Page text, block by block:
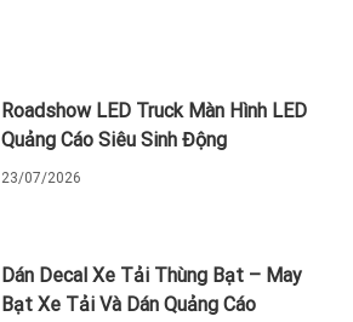
Roadshow LED Truck Màn Hình LED
Quảng Cáo Siêu Sinh Động
23/07/2026
Dán Decal Xe Tải Thùng Bạt – May
Bạt Xe Tải Và Dán Quảng Cáo